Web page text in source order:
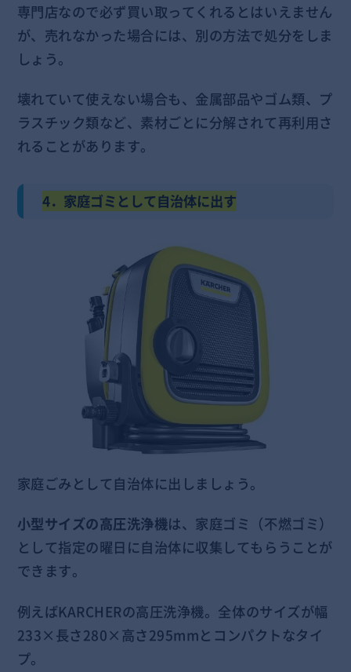
専門店なので必ず買い取ってくれるとはいえません
が、売れなかった場合には、別の方法で処分をしま
しょう。
壊れていて使えない場合も、金属部品やゴム類、プ
ラスチック類など、素材ごとに分解されて再利用さ
れることがあります。
4．家庭ゴミとして自治体に出す
家庭ごみとして自治体に出しましょう。
小型サイズの高圧洗浄機は、家庭ゴミ（不燃ゴミ）
として指定の曜日に自治体に収集してもらうことが
できます。
例えばKARCHERの高圧洗浄機。全体のサイズが幅
233×長さ280×高さ295mmとコンパクトなタイ
プ。